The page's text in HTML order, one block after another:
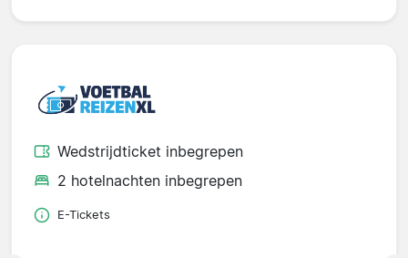
Wedstrijdticket inbegrepen
2 hotelnachten inbegrepen
E-Tickets